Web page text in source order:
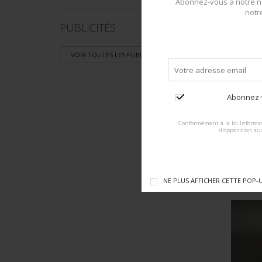
Conformément à la loi
d'opposition
NE PLUS AFFICHER CETTE POP-
PUBLICITÉS
VOIR TOUTES LES PUBLICITÉS >